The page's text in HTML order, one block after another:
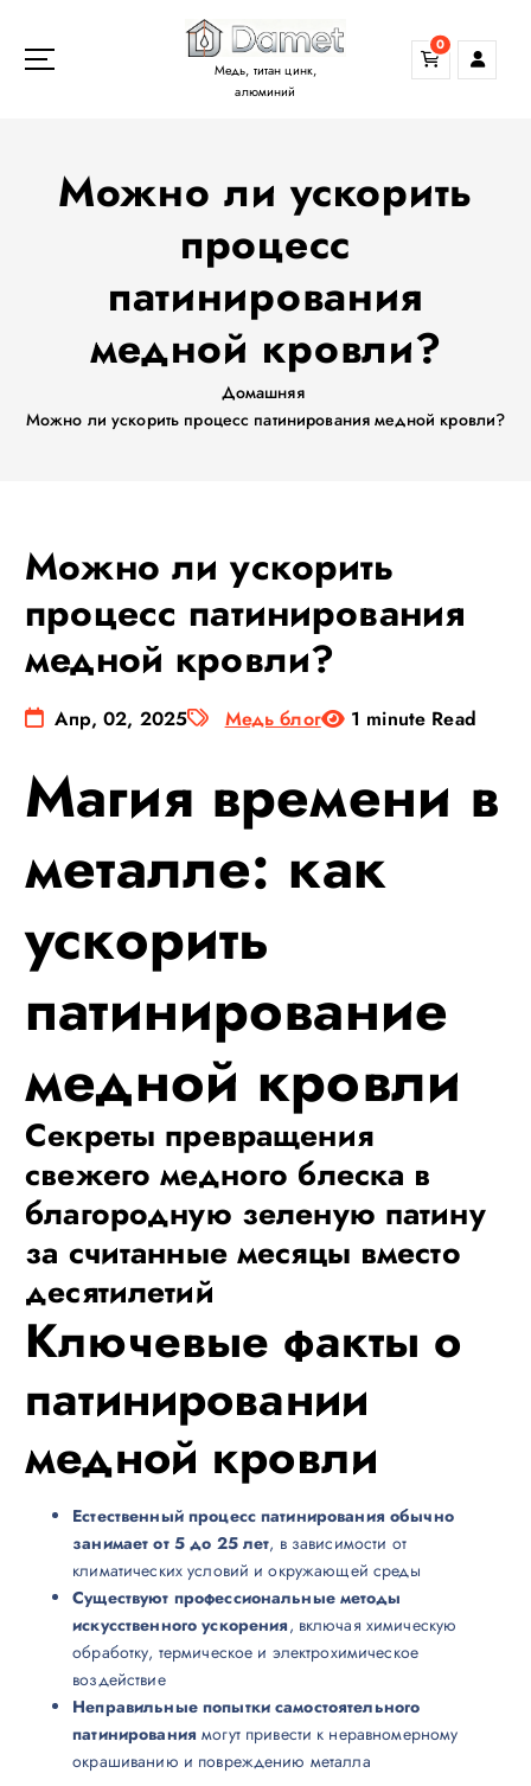
Медь, титан цинк,
алюминий
0
Можно ли ускорить
процесс
патинирования
медной кровли?
Домашняя
Можно ли ускорить процесс патинирования медной кровли?
Можно ли ускорить
процесс патинирования
медной кровли?
Апр, 02, 2025 Медь блог 1 minute Read
Магия времени в
металле: как
ускорить
патинирование
медной кровли
Секреты превращения
свежего медного блеска в
благородную зеленую патину
за считанные месяцы вместо
десятилетий
Ключевые факты о
патинировании
медной кровли
Естественный процесс патинирования обычно
занимает от 5 до 25 лет, в зависимости от
климатических условий и окружающей среды
Существуют профессиональные методы
искусственного ускорения, включая химическую
обработку, термическое и электрохимическое
воздействие
Неправильные попытки самостоятельного
патинирования могут привести к неравномерному
окрашиванию и повреждению металла